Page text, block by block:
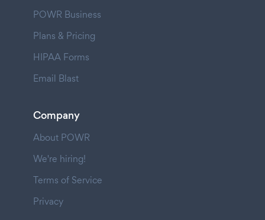
POWR Business
Plans & Pricing
HIPAA Forms
Email Blast
Company
About POWR
We're hiring!
Terms of Service
Privacy